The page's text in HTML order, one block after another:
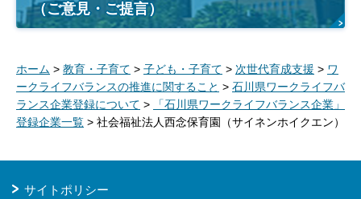
（ご意見・ご提言）
ホーム > 教育・子育て > 子ども・子育て > 次世代育成支援 > ワ
ークライフバランスの推進に関すること > 石川県ワークライフバ
ランス企業登録について >
「石川県ワークライフバランス企業」
登録企業一覧 > 社会福祉法人西念保育園（サイネンホイクエン）
サイトポリシー